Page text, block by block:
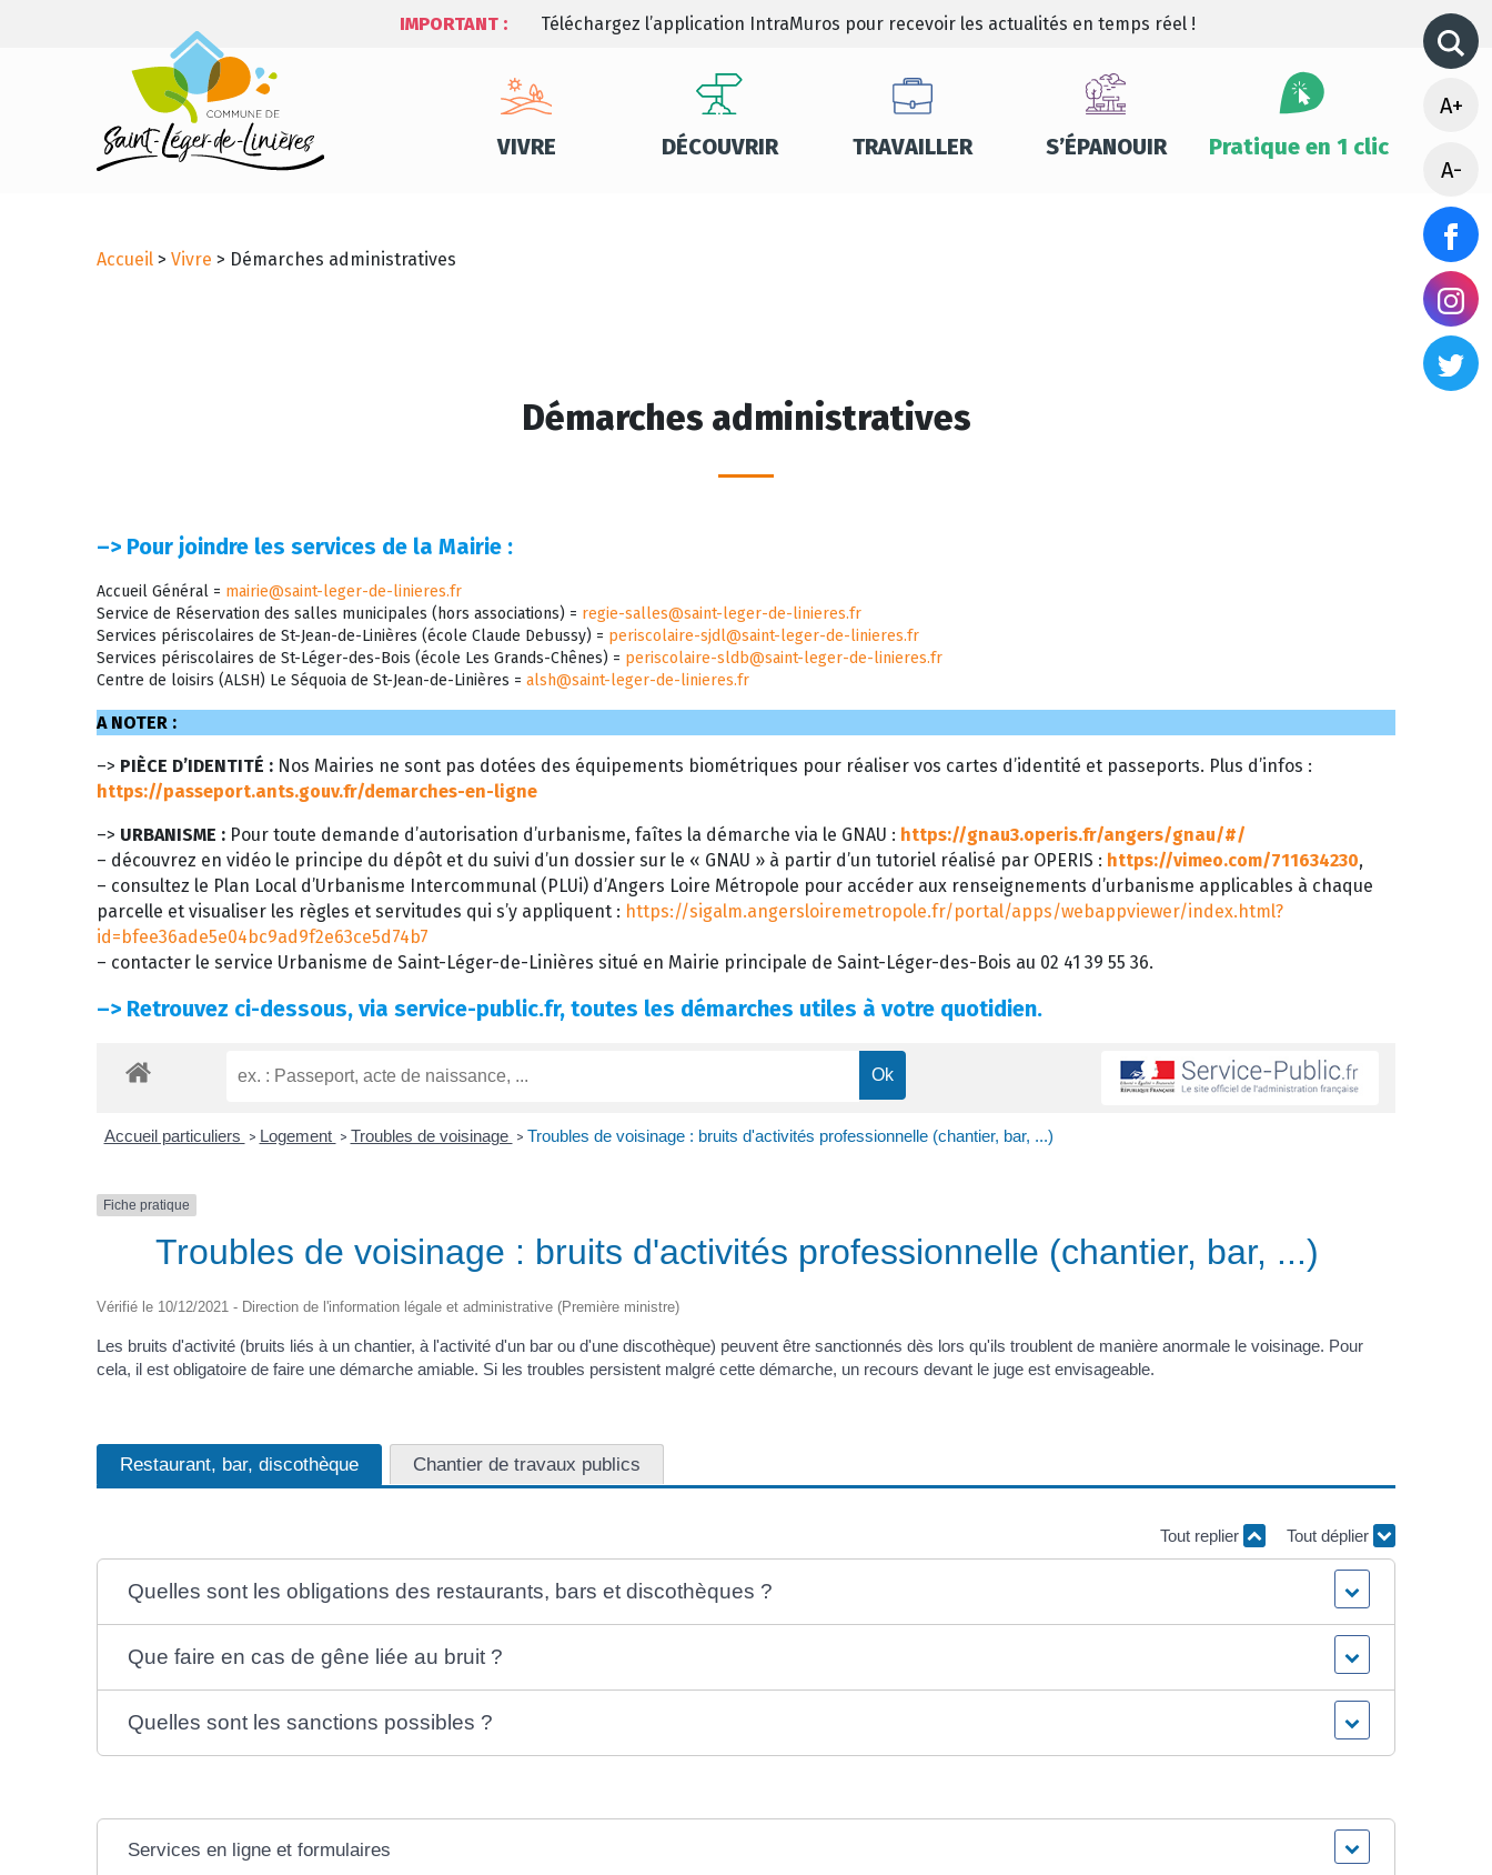
IMPORTANT : Téléchargez l’application IntraMuros pour recevoir les actualités en temps réel !
VIVRE DÉCOUVRIR TRAVAILLER S’ÉPANOUIR Pratique en 1 clic
A+
A-
Accueil > Vivre > Démarches administratives
Démarches administratives
–> Pour joindre les services de la Mairie :
Accueil Général = mairie@saint-leger-de-linieres.fr
Service de Réservation des salles municipales (hors associations) = regie-salles@saint-leger-de-linieres.fr
Services périscolaires de St-Jean-de-Linières (école Claude Debussy) = periscolaire-sjdl@saint-leger-de-linieres.fr
Services périscolaires de St-Léger-des-Bois (école Les Grands-Chênes) = periscolaire-sldb@saint-leger-de-linieres.fr
Centre de loisirs (ALSH) Le Séquoia de St-Jean-de-Linières = alsh@saint-leger-de-linieres.fr
A NOTER :
–> PIÈCE D’IDENTITÉ : Nos Mairies ne sont pas dotées des équipements biométriques pour réaliser vos cartes d’identité et passeports. Plus d’infos :
https://passeport.ants.gouv.fr/demarches-en-ligne
–> URBANISME : Pour toute demande d’autorisation d’urbanisme, faîtes la démarche via le GNAU : https://gnau3.operis.fr/angers/gnau/#/
– découvrez en vidéo le principe du dépôt et du suivi d’un dossier sur le « GNAU » à partir d’un tutoriel réalisé par OPERIS : https://vimeo.com/711634230,
– consultez le Plan Local d’Urbanisme Intercommunal (PLUi) d’Angers Loire Métropole pour accéder aux renseignements d’urbanisme applicables à chaque
parcelle et visualiser les règles et servitudes qui s’y appliquent : https://sigalm.angersloiremetropole.fr/portal/apps/webappviewer/index.html?
id=bfee36ade5e04bc9ad9f2e63ce5d74b7
– contacter le service Urbanisme de Saint-Léger-de-Linières situé en Mairie principale de Saint-Léger-des-Bois au 02 41 39 55 36.
–> Retrouvez ci-dessous, via service-public.fr, toutes les démarches utiles à votre quotidien.
Accueil particuliers > Logement > Troubles de voisinage > Troubles de voisinage : bruits d'activités professionnelle (chantier, bar, ...)
Fiche pratique
Troubles de voisinage : bruits d'activités professionnelle (chantier, bar, ...)
Vérifié le 10/12/2021 - Direction de l'information légale et administrative (Première ministre)
Les bruits d'activité (bruits liés à un chantier, à l'activité d'un bar ou d'une discothèque) peuvent être sanctionnés dès lors qu'ils troublent de manière anormale le voisinage. Pour
cela, il est obligatoire de faire une démarche amiable. Si les troubles persistent malgré cette démarche, un recours devant le juge est envisageable.
Restaurant, bar, discothèque Chantier de travaux publics
Tout replier Tout déplier
Quelles sont les obligations des restaurants, bars et discothèques ?
Que faire en cas de gêne liée au bruit ?
Quelles sont les sanctions possibles ?
Services en ligne et formulaires